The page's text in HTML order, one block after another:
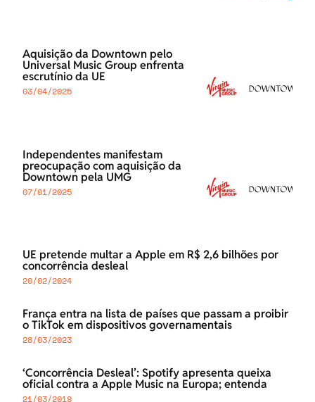
Aquisição da Downtown pelo
Universal Music Group enfrenta
escrutínio da UE
03/04/2025
Independentes manifestam
preocupação com aquisição da
Downtown pela UMG
07/01/2025
UE pretende multar a Apple em R$ 2,6 bilhões por
concorrência desleal
20/02/2024
França entra na lista de países que passam a proibir
o TikTok em dispositivos governamentais
28/03/2023
‘Concorrência Desleal’: Spotify apresenta queixa
oficial contra a Apple Music na Europa; entenda
21/03/2019